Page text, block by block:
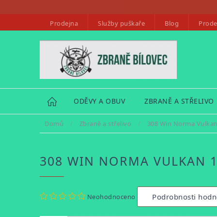
Prodejna Služby puškaře Blog
HOME ODĚVY A OBUV ZBRANĚ A STŘELIVO
Domů / Zbraně a střelivo / 308 Win Norma
308 WIN NORMA VULKAN
hodnocení
Neohodnoceno Podrobnosti